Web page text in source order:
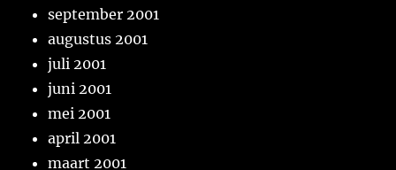
september 2001
augustus 2001
juli 2001
juni 2001
mei 2001
april 2001
maart 2001